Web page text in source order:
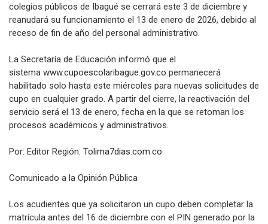
colegios públicos de Ibagué se cerrará este 3 de diciembre y
reanudará su funcionamiento el 13 de enero de 2026, debido al
receso de fin de año del personal administrativo.
La Secretaría de Educación informó que el
sistema www.cupoescolaribague.gov.co permanecerá
habilitado solo hasta este miércoles para nuevas solicitudes de
cupo en cualquier grado. A partir del cierre, la reactivación del
servicio será el 13 de enero, fecha en la que se retoman los
procesos académicos y administrativos.
Por: Editor Región. Tolima7dias.com.co
Comunicado a la Opinión Pública
Los acudientes que ya solicitaron un cupo deben completar la
matrícula antes del 16 de diciembre con el PIN generado por la